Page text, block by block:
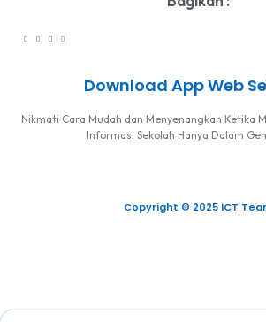
Download App Web
Nikmati Cara Mudah dan Menyenangkan Ketika
Informasi Sekolah Hanya Dalam
Copyright © 2025 ICT